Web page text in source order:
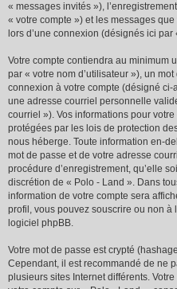
« messages invités »),
« votre compte ») et les messages
lors d’une connexion (désignés ici
Votre compte contiendra au minimum
par « votre nom d’utilisateur »), un
connexion à votre compte (désigné
une adresse courriel personnelle
courriel »). Vos informations pour
protégées par les lois de protection
nous héberge. Toute information en-
mot de passe et de votre adresse
procédure d’enregistrement, qu’elle
discrétion de « Polo - Land ». Dans
information de votre compte sera
profil, vous pouvez souscrire ou non à
logiciel phpBB.
Votre mot de passe est crypté
Cependant, il est recommandé de ne
plusieurs sites Internet différents.